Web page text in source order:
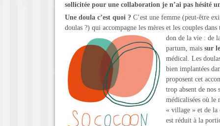
sollicitée pour une collaboration je n’ai pas hésité
Une doula c’est quoi ? C’est une femme (peut-être
doulas ?) qui accompagne les mères et les couples
don de la vie : de
partum, mais sur
médical. Les
bien implantées
proposent cet
trop absent de nos
médicalisées où
« village » et de la
est réduit à la